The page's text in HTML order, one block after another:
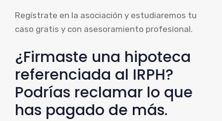
Regístrate en la asociación y estudiaremos tu
caso gratis y con asesoramiento profesional.
¿Firmaste una hipoteca
referenciada al IRPH?
Podrías reclamar lo que
has pagado de más.